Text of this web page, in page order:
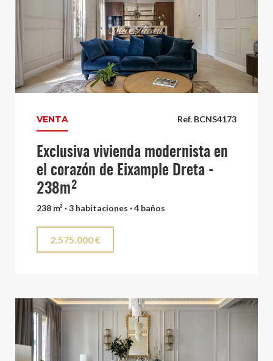
Ref. BCNS4173
VENTA
Exclusiva vivienda modernista en
el corazón de Eixample Dreta -
238m²
238 m² · 3 habitaciones · 4 baños
2.575.000 €